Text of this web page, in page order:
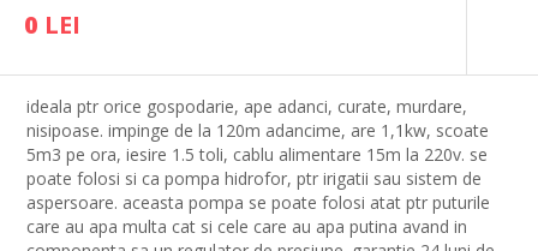
0 LEI
ideala ptr orice gospodarie, ape adanci, curate, murdare,
nisipoase. impinge de la 120m adancime, are 1,1kw, scoate
5m3 pe ora, iesire 1.5 toli, cablu alimentare 15m la 220v. se
poate folosi si ca pompa hidrofor, ptr irigatii sau sistem de
aspersoare. aceasta pompa se poate folosi atat ptr puturile
care au apa multa cat si cele care au apa putina avand in